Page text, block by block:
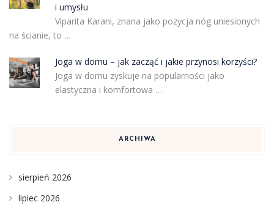
i umysłu
Viparita Karani, znana jako pozycja nóg uniesionych
na ścianie, to …
Joga w domu – jak zacząć i jakie przynosi korzyści?
Joga w domu zyskuje na popularności jako
elastyczna i komfortowa …
ARCHIWA
sierpień 2026
lipiec 2026